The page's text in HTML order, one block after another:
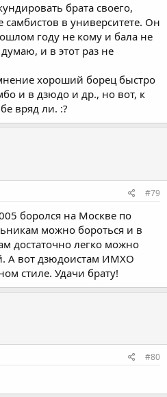
брата своего,
самбистов в университете. Он
году не кому и бала не
и в этот раз не
хороший борец быстро
и в дзюдо и др., но вот, к
вряд ли. :?
#79
боролся на Москве по
можно бороться и в
достаточно легко можно
А вот дзюдоистам ИМХО
стиле. Удачи брату!
#80